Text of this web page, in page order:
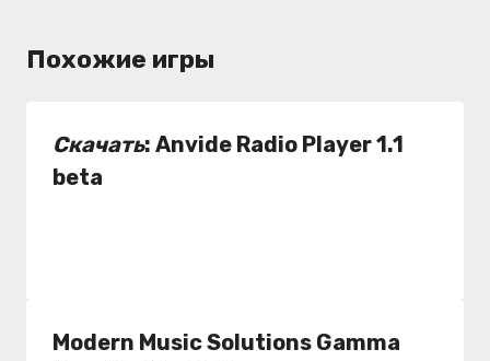
Похожие игры
Скачать: Anvide Radio Player 1.1
beta
Modern Music Solutions Gamma